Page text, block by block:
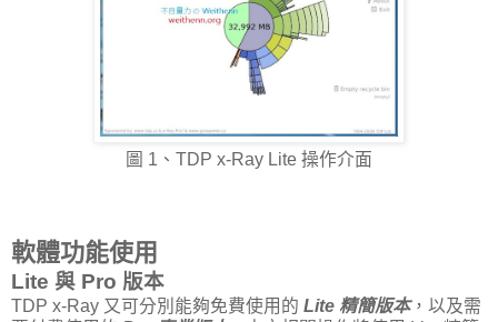
圖 1、TDP x-Ray Lite 操作介面
軟體功能使用
Lite 與 Pro 版本
TDP x-Ray 又可分別能夠免費使用的 Lite 精簡版本，以及需